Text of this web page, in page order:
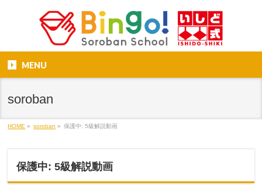
MENU
soroban
HOME » soroban » 保護中: 5級解説動画
保護中: 5級解説動画